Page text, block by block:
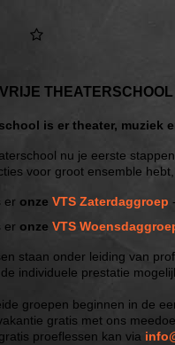
VRIJE THEATERSCHOOL
is er theater, muziek
nu je eerste
voor groot ensemble
er onze VTS Zaterdaggroep
er onze VTS
staan onder leiding van
individuele prestatie
groepen beginnen in de
gratis met ons
proeflessen kan via